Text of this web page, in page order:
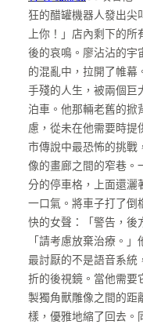
狂的醋罐機器人發出尖
上你！」店內剩下的
後的哀鳴。廖沾沾的宇
的混亂中，拉開了帷幕
手殘的人生，被兩個巨
泊車。他那輛老舊的掀
慮，從未在他需要時提
市傳說中最恐怖的挑戰
像的畫廊之間的窄巷。
分的停車格，上面還灑
一口氣。將車子打了倒
快的女聲：「警告，後
「請考慮放棄治療。
最討厭的不是語音系統
折的後視鏡。當他需要
製獨角獸雕像之間的距
樣，優雅地縮了回去。